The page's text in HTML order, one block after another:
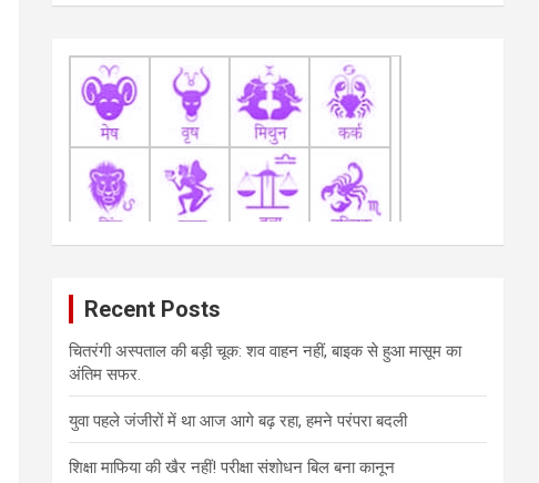
Recent Posts
चितरंगी अस्पताल की बड़ी चूक: शव वाहन नहीं, बाइक से हुआ मासूम का
अंतिम सफर.
युवा पहले जंजीरों में था आज आगे बढ़ रहा, हमने परंपरा बदली
शिक्षा माफिया की खैर नहीं! परीक्षा संशोधन बिल बना कानून